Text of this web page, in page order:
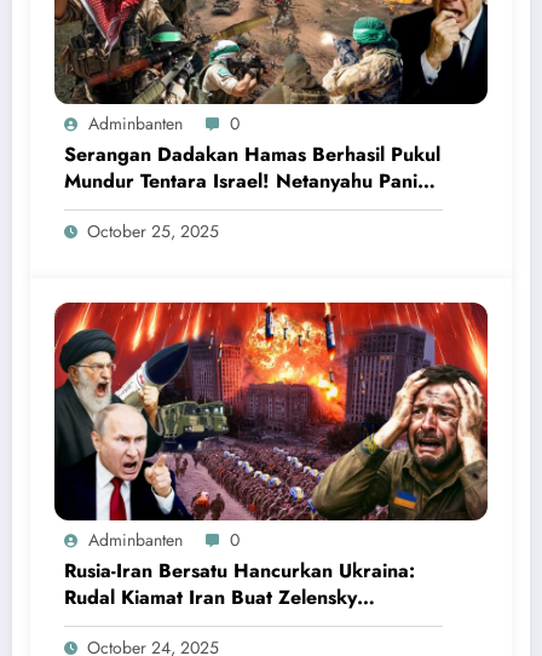
Adminbanten 0
Serangan Dadakan Hamas Berhasil Pukul
Mundur Tentara Israel! Netanyahu Panik
Ketakutan
October 25, 2025
Adminbanten 0
Rusia-Iran Bersatu Hancurkan Ukraina:
Rudal Kiamat Iran Buat Zelensky
Ketakutan dan Menyerah
October 24, 2025